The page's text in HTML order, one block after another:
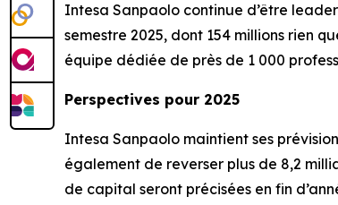
Intesa Sanpaolo continue d’être
semestre 2025, dont 154 millions rien
équipe dédiée de près de 1 000
Perspectives pour 2025
Intesa Sanpaolo maintient ses
également de reverser plus de 8,2
de capital seront précisées en fin